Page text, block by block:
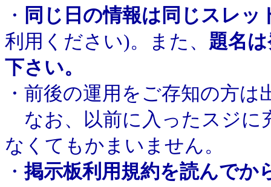
・ 同じ日の情報は同じスレ
利用ください)。また、 題名
下さい。
・前後の運用をご存知の方
なお、以前に入ったスジに
なくてもかまいません。
・掲示板利用規約を読んでか